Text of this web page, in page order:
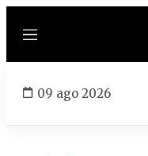
Menú
09 ago 2026